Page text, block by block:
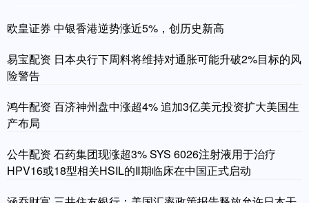
欧皇证券 中银香港逆势涨近5%，创历史新高
易宝配资 日本央行下周料将维持对通胀可能升破2%目标的风
险警告
鸿牛配资 百济神州盘中涨超4% 追加3亿美元投资扩大美国生
产布局
公牛配资 石药集团现涨超3% SYS 6026注射液用于治疗
HPV16或18型相关HSIL的Ⅱ期临床在中国正式启动